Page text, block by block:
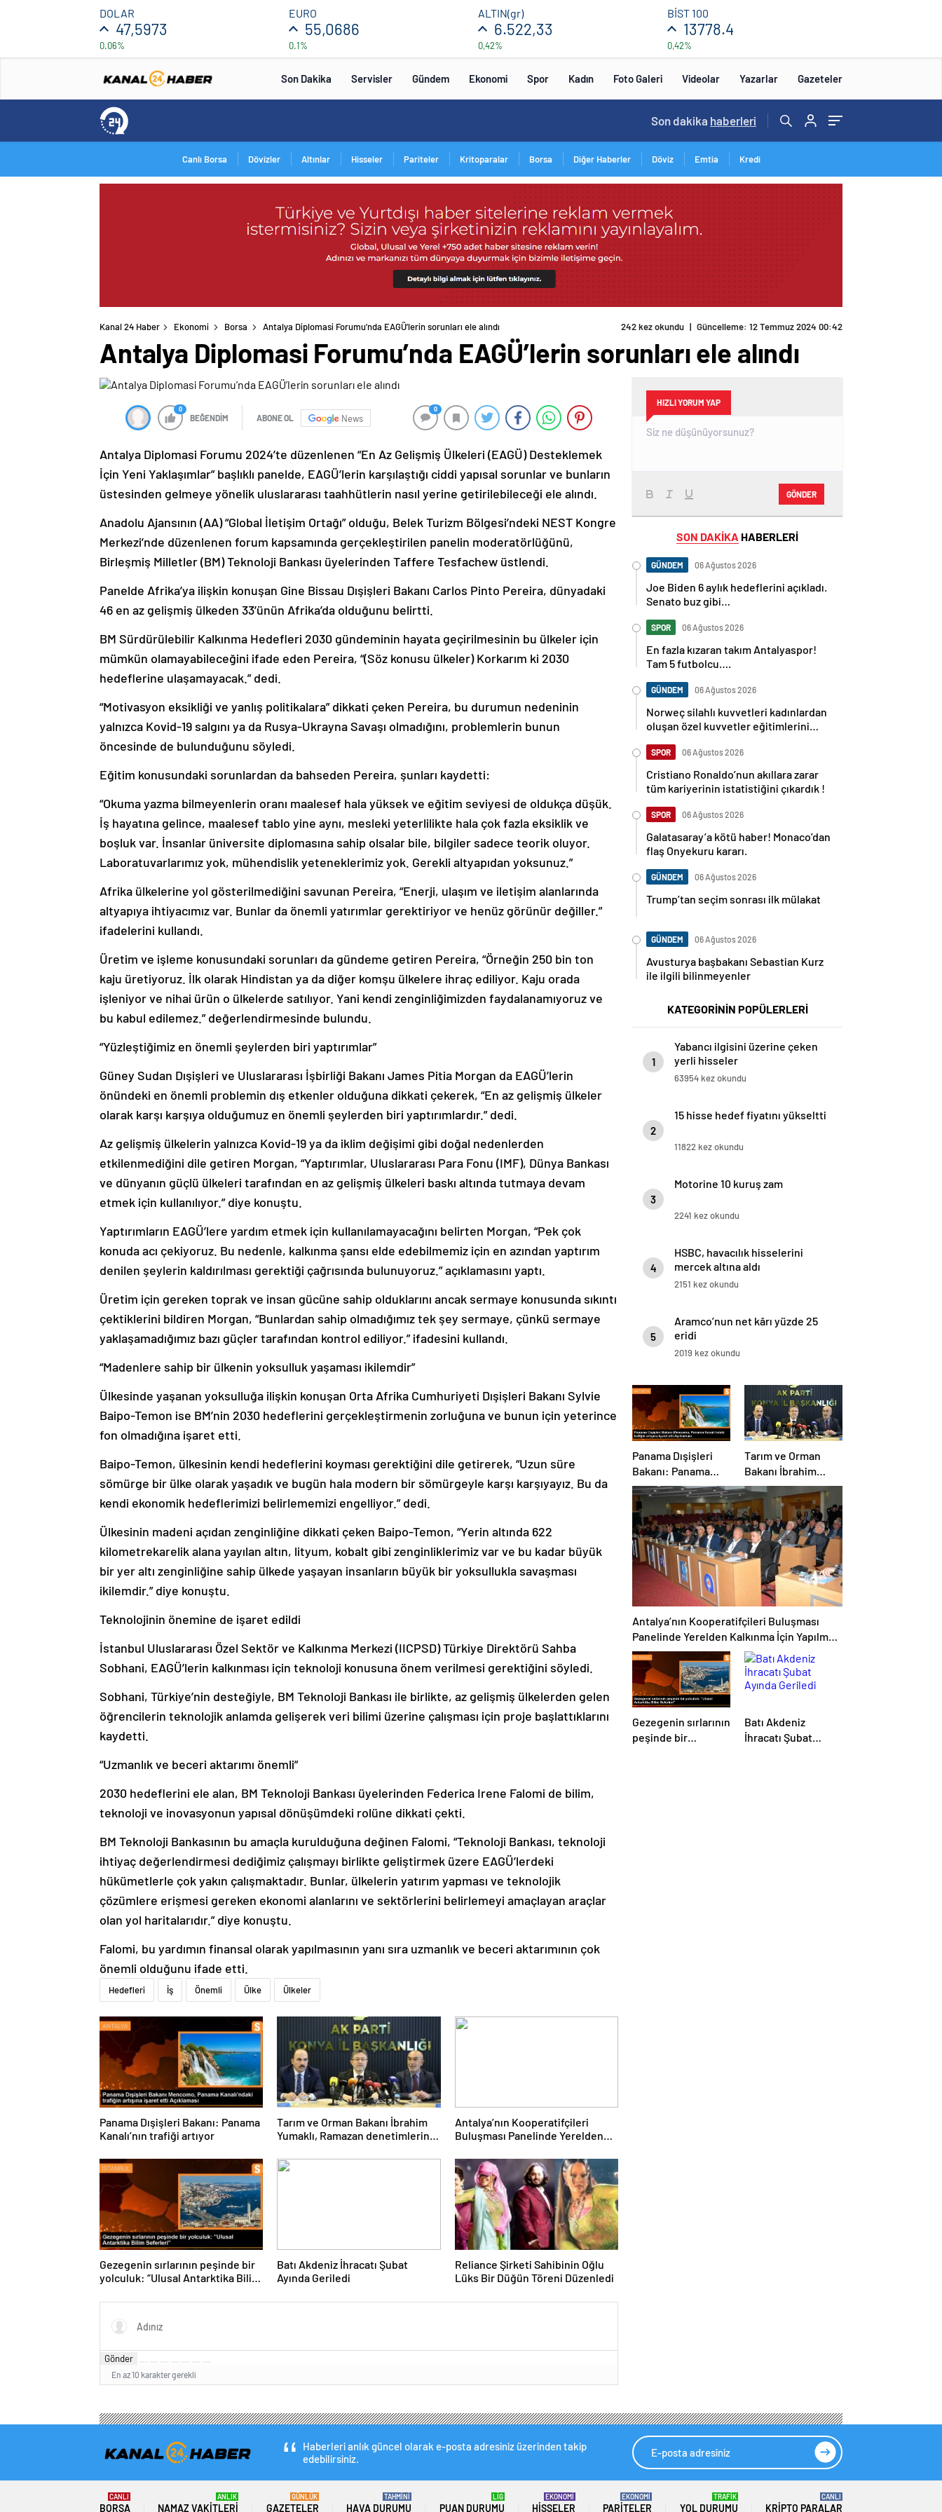
DOLAR
47,5973
0.06%
EURO
55,0686
0.1%
ALTIN(gr)
6.522,33
0,42%
BİST 100
13778.4
0,42%
Son Dakika Servisler Gündem Ekonomi Spor Kadın Foto Galeri Videolar Yazarlar Gazeteler
Son dakika haberleri
Canlı Borsa Dövizler Altınlar Hisseler Pariteler Kritoparalar Borsa Diğer Haberler Döviz Emtia Kredi
Kanal 24 Haber Ekonomi Borsa Antalya Diplomasi Forumu’nda EAGÜ’lerin sorunları ele alındı 242 kez okundu | Güncelleme: 12 Temmuz 2024 00:42
Antalya Diplomasi Forumu’nda EAGÜ’lerin sorunları ele alındı
0
BEĞENDİM ABONE OL News
0
Antalya Diplomasi Forumu 2024’te düzenlenen “En Az Gelişmiş Ülkeleri (EAGÜ) Desteklemek
İçin Yeni Yaklaşımlar” başlıklı panelde, EAGÜ’lerin karşılaştığı ciddi yapısal sorunlar ve bunların
üstesinden gelmeye yönelik uluslararası taahhütlerin nasıl yerine getirilebileceği ele alındı.
Anadolu Ajansının (AA) “Global İletişim Ortağı” olduğu, Belek Turizm Bölgesi’ndeki NEST Kongre
Merkezi’nde düzenlenen forum kapsamında gerçekleştirilen panelin moderatörlüğünü,
Birleşmiş Milletler (BM) Teknoloji Bankası üyelerinden Taffere Tesfachew üstlendi.
Panelde Afrika’ya ilişkin konuşan Gine Bissau Dışişleri Bakanı Carlos Pinto Pereira, dünyadaki
46 en az gelişmiş ülkeden 33’ünün Afrika’da olduğunu belirtti.
BM Sürdürülebilir Kalkınma Hedefleri 2030 gündeminin hayata geçirilmesinin bu ülkeler için
mümkün olamayabileceğini ifade eden Pereira, “(Söz konusu ülkeler) Korkarım ki 2030
hedeflerine ulaşamayacak.” dedi.
“Motivasyon eksikliği ve yanlış politikalara” dikkati çeken Pereira, bu durumun nedeninin
yalnızca Kovid-19 salgını ya da Rusya-Ukrayna Savaşı olmadığını, problemlerin bunun
öncesinde de bulunduğunu söyledi.
Eğitim konusundaki sorunlardan da bahseden Pereira, şunları kaydetti:
“Okuma yazma bilmeyenlerin oranı maalesef hala yüksek ve eğitim seviyesi de oldukça düşük.
İş hayatına gelince, maalesef tablo yine aynı, mesleki yeterlilikte hala çok fazla eksiklik ve
boşluk var. İnsanlar üniversite diplomasına sahip olsalar bile, bilgiler sadece teorik oluyor.
Laboratuvarlarımız yok, mühendislik yeteneklerimiz yok. Gerekli altyapıdan yoksunuz.”
Afrika ülkelerine yol gösterilmediğini savunan Pereira, “Enerji, ulaşım ve iletişim alanlarında
altyapıya ihtiyacımız var. Bunlar da önemli yatırımlar gerektiriyor ve henüz görünür değiller.”
ifadelerini kullandı.
Üretim ve işleme konusundaki sorunları da gündeme getiren Pereira, “Örneğin 250 bin ton
kaju üretiyoruz. İlk olarak Hindistan ya da diğer komşu ülkelere ihraç ediliyor. Kaju orada
işleniyor ve nihai ürün o ülkelerde satılıyor. Yani kendi zenginliğimizden faydalanamıyoruz ve
bu kabul edilemez.” değerlendirmesinde bulundu.
“Yüzleştiğimiz en önemli şeylerden biri yaptırımlar”
Güney Sudan Dışişleri ve Uluslararası İşbirliği Bakanı James Pitia Morgan da EAGÜ’lerin
önündeki en önemli problemin dış etkenler olduğuna dikkati çekerek, “En az gelişmiş ülkeler
olarak karşı karşıya olduğumuz en önemli şeylerden biri yaptırımlardır.” dedi.
Az gelişmiş ülkelerin yalnızca Kovid-19 ya da iklim değişimi gibi doğal nedenlerden
etkilenmediğini dile getiren Morgan, “Yaptırımlar, Uluslararası Para Fonu (IMF), Dünya Bankası
ve dünyanın güçlü ülkeleri tarafından en az gelişmiş ülkeleri baskı altında tutmaya devam
etmek için kullanılıyor.” diye konuştu.
Yaptırımların EAGÜ’lere yardım etmek için kullanılamayacağını belirten Morgan, “Pek çok
konuda acı çekiyoruz. Bu nedenle, kalkınma şansı elde edebilmemiz için en azından yaptırım
denilen şeylerin kaldırılması gerektiği çağrısında bulunuyoruz.” açıklamasını yaptı.
Üretim için gereken toprak ve insan gücüne sahip olduklarını ancak sermaye konusunda sıkıntı
çektiklerini bildiren Morgan, “Bunlardan sahip olmadığımız tek şey sermaye, çünkü sermaye
yaklaşamadığımız bazı güçler tarafından kontrol ediliyor.” ifadesini kullandı.
“Madenlere sahip bir ülkenin yoksulluk yaşaması ikilemdir”
Ülkesinde yaşanan yoksulluğa ilişkin konuşan Orta Afrika Cumhuriyeti Dışişleri Bakanı Sylvie
Baipo-Temon ise BM’nin 2030 hedeflerini gerçekleştirmenin zorluğuna ve bunun için yeterince
fon olmadığına işaret etti.
Baipo-Temon, ülkesinin kendi hedeflerini koyması gerektiğini dile getirerek, “Uzun süre
sömürge bir ülke olarak yaşadık ve bugün hala modern bir sömürgeyle karşı karşıyayız. Bu da
kendi ekonomik hedeflerimizi belirlememizi engelliyor.” dedi.
Ülkesinin madeni açıdan zenginliğine dikkati çeken Baipo-Temon, “Yerin altında 622
kilometrekarelik alana yayılan altın, lityum, kobalt gibi zenginliklerimiz var ve bu kadar büyük
bir yer altı zenginliğine sahip ülkede yaşayan insanların büyük bir yoksullukla savaşması
ikilemdir.” diye konuştu.
Teknolojinin önemine de işaret edildi
İstanbul Uluslararası Özel Sektör ve Kalkınma Merkezi (IICPSD) Türkiye Direktörü Sahba
Sobhani, EAGÜ’lerin kalkınması için teknoloji konusuna önem verilmesi gerektiğini söyledi.
Sobhani, Türkiye’nin desteğiyle, BM Teknoloji Bankası ile birlikte, az gelişmiş ülkelerden gelen
öğrencilerin teknolojik anlamda gelişerek veri bilimi üzerine çalışması için proje başlattıklarını
kaydetti.
“Uzmanlık ve beceri aktarımı önemli”
2030 hedeflerini ele alan, BM Teknoloji Bankası üyelerinden Federica Irene Falomi de bilim,
teknoloji ve inovasyonun yapısal dönüşümdeki rolüne dikkati çekti.
BM Teknoloji Bankasının bu amaçla kurulduğuna değinen Falomi, “Teknoloji Bankası, teknoloji
ihtiyaç değerlendirmesi dediğimiz çalışmayı birlikte geliştirmek üzere EAGÜ’lerdeki
hükümetlerle çok yakın çalışmaktadır. Bunlar, ülkelerin yatırım yapması ve teknolojik
çözümlere erişmesi gereken ekonomi alanlarını ve sektörlerini belirlemeyi amaçlayan araçlar
olan yol haritalarıdır.” diye konuştu.
Falomi, bu yardımın finansal olarak yapılmasının yanı sıra uzmanlık ve beceri aktarımının çok
önemli olduğunu ifade etti.
Hedefleri İş Önemli Ülke Ülkeler
Panama Dışişleri Bakanı: Panama
Kanalı’nın trafiği artıyor
Tarım ve Orman Bakanı İbrahim
Yumaklı, Ramazan denetimlerini
Antalya’nın Kooperatifçileri
Buluşması Panelinde Yerelden
Gerekenler Tartışıldı
Gezegenin sırlarının peşinde bir
yolculuk: “Ulusal Antarktika Bilim
Batı Akdeniz İhracatı Şubat
Ayında Geriledi
Reliance Şirketi Sahibinin Oğlu
Lüks Bir Düğün Töreni Düzenledi
Gönder
En az 10 karakter gerekli
HIZLI YORUM YAP
GÖNDER
SON DAKİKA HABERLERİ
GÜNDEM 06 Ağustos 2026
Joe Biden 6 aylık hedeflerini açıkladı.
Senato buz gibi…
SPOR 06 Ağustos 2026
En fazla kızaran takım Antalyaspor!
Tam 5 futbolcu….
GÜNDEM 06 Ağustos 2026
Norweç silahlı kuvvetleri kadınlardan
oluşan özel kuvvetler eğitimlerini
SPOR 06 Ağustos 2026
Cristiano Ronaldo’nun akıllara zarar
tüm kariyerinin istatistiğini çıkardık !
SPOR 06 Ağustos 2026
Galatasaray’a kötü haber! Monaco’dan
flaş Onyekuru kararı.
GÜNDEM 06 Ağustos 2026
Trump’tan seçim sonrası ilk mülakat
GÜNDEM 06 Ağustos 2026
Avusturya başbakanı Sebastian Kurz
ile ilgili bilinmeyenler
KATEGORİNİN POPÜLERLERİ
1
Yabancı ilgisini üzerine çeken
yerli hisseler
63954 kez okundu
2
15 hisse hedef fiyatını yükseltti
11822 kez okundu
3
Motorine 10 kuruş zam
2241 kez okundu
4
HSBC, havacılık hisselerini
mercek altına aldı
2151 kez okundu
5
Aramco’nun net kârı yüzde 25
eridi
2019 kez okundu
Panama Dışişleri
Bakanı: Panama
Kanalı’nın trafiği
artıyor
Tarım ve Orman
Bakanı İbrahim
Yumaklı, Ramazan
denetimlerini
sıklaştırdıklarını
açıkladı
Antalya’nın Kooperatifçileri Buluşması
Panelinde Yerelden Kalkınma İçin Yapılması
Gerekenler Tartışıldı
Gezegenin sırlarının
peşinde bir
Batı Akdeniz
İhracatı Şubat
Haberleri anlık güncel olarak e-posta adresiniz üzerinden takip
edebilirsiniz.
BORSA
CANLI
NAMAZ VAKITLERI
ANLIK
GAZETELER
GÜNLÜK
HAVA DURUMU
TAHMİNİ
PUAN DURUMU
LİG
HISSELER
EKONOMİ
PARITELER
EKONOMİ
YOL DURUMU
TRAFİK
KRIPTO PARALAR
CANLI